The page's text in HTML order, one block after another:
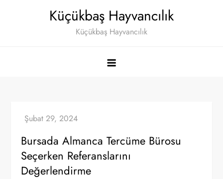
Küçükbaş Hayvancılık
Küçükbaş Hayvancılık
Bursada Almanca Tercüme Bürosu
Seçerken Referanslarını
Değerlendirme